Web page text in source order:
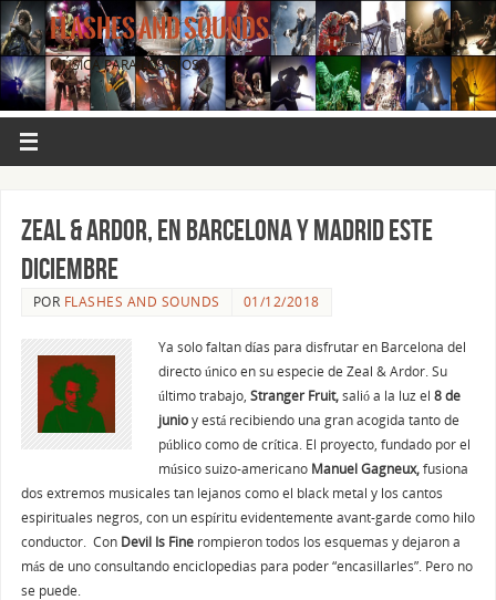
FLASHES AND SOUNDS
MÚSICA PARA LOS OJOS.
Zeal & Ardor, en Barcelona y Madrid este
diciembre
POR FLASHES AND SOUNDS 01/12/2018
Ya solo faltan días para disfrutar en Barcelona del
directo único en su especie de Zeal & Ardor. Su
último trabajo, Stranger Fruit,salió a la luz el 8 de
junioy está recibiendo una gran acogida tanto de
público como de crítica. El proyecto, fundado por el
músico suizo-americano Manuel Gagneux,fusiona
dos extremos musicales tan lejanos como el black metal y los cantos
espirituales negros, con un espíritu evidentemente avant-garde como hilo
conductor. Con Devil Is Finerompieron todos los esquemas y dejaron a
más de uno consultando enciclopedias para poder “encasillarles”. Pero no
se puede.